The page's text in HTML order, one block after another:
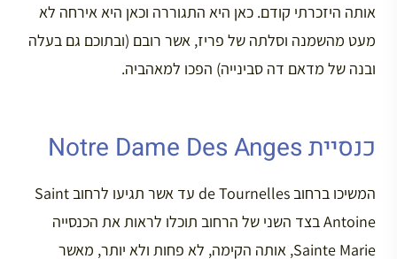
אותה היזכרתי קודם. כאן היא התגוררה וכאן היא אירחה לא
מעט מהשמנה וסלתה של פריז, אשר רובם (ובתוכם גם בעלה
ובנה של מדאם דה סבינייה) הפכו למאהביה.
כנסיית Notre Dame Des Anges
המשיכו ברחוב de Tournelles עד אשר תגיעו לרחוב Saint
Antoine בצד השני של הרחוב תוכלו לראות את הכנסייה
Sainte Marie, אותה הקימה, לא פחות ולא יותר, מאשר